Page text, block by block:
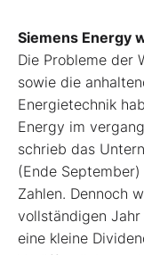
Siemens Energy
Die Probleme der
sowie die
Energietechnik
Energy im
schrieb das
(Ende
Zahlen. Dennoch
vollständigen Jahr
eine kleine